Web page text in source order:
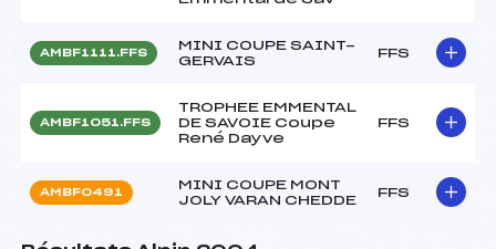
AMBF1111.FFS
MINI COUPE SAINT-
GERVAIS
FFS
AMBF1051.FFS
TROPHEE EMMENTAL
DE SAVOIE Coupe
René Dayve
FFS
AMBF0491
MINI COUPE MONT
JOLY VARAN CHEDDE
FFS